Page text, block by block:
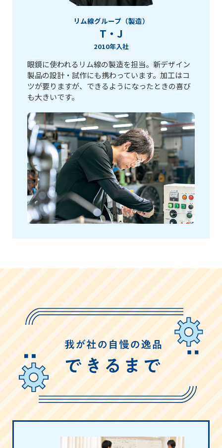
リム線グループ（製造）
T・J
2010年入社
眼鏡に使われるリム線の製造を担当。新デザイン
製品の設計・試作にも携わっています。加工はコ
ツが要りますが、できるようになったときの喜び
も大きいです。